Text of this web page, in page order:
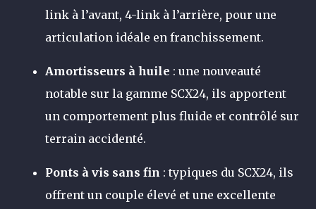
link à l’avant, 4-link à l’arrière, pour une
articulation idéale en franchissement.
Amortisseurs à huile : une nouveauté
notable sur la gamme SCX24, ils apportent
un comportement plus fluide et contrôlé sur
terrain accidenté.
Ponts à vis sans fin : typiques du SCX24, ils
offrent un couple élevé et une excellente